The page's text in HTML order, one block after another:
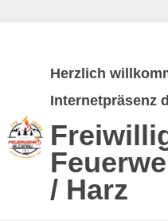
Herzlich
Internetpräsenz
/ Harz